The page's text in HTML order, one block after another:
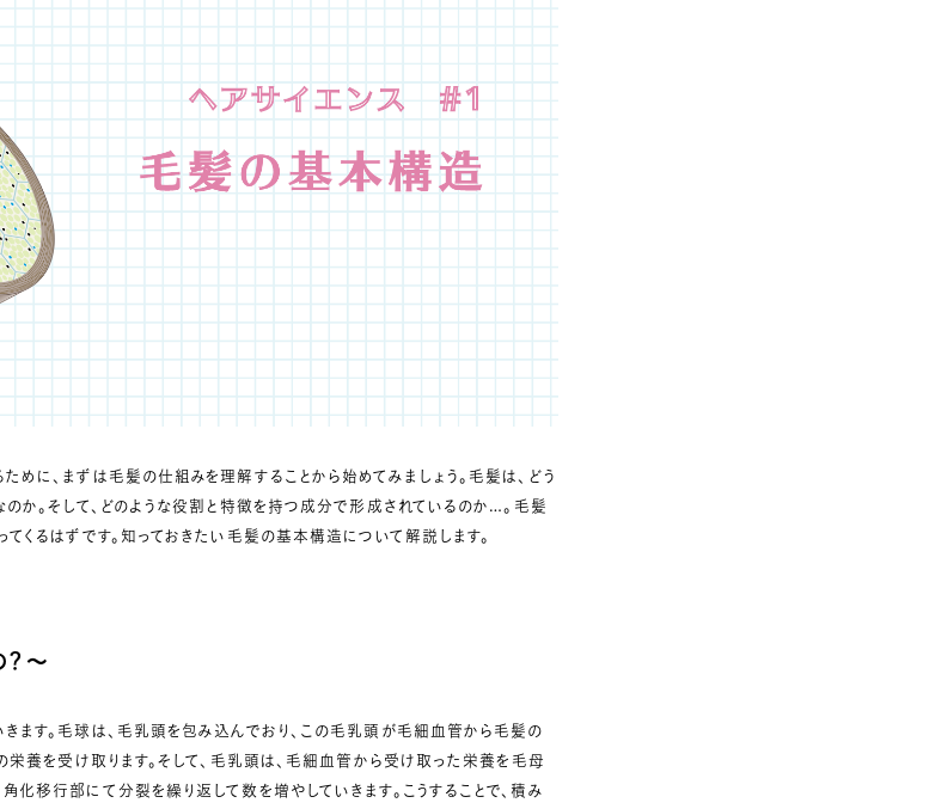
に、まずは毛髪の仕組みを理解することから始めてみましょう。毛髪は、どう
のか。そして、どのような役割と特徴を持つ成分で形成されているのか…。毛髪
くるはずです。知っておきたい毛髪の基本構造について解説します。
～
ます。毛球は、毛乳頭を包み込んでおり、この毛乳頭が毛細血管から毛髪の
栄養を受け取ります。そして、毛乳頭は、毛細血管から受け取った栄養を毛母
化移行部にて分裂を繰り返して数を増やしていきます。こうすることで、積み